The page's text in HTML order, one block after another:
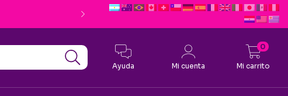
Envio Gratis desde
Ayuda Mi cuenta Mi carrito
0